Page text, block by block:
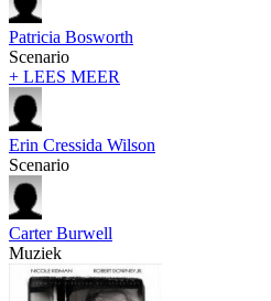
Patricia Bosworth
Scenario
+ LEES MEER
Erin Cressida Wilson
Scenario
Carter Burwell
Muziek